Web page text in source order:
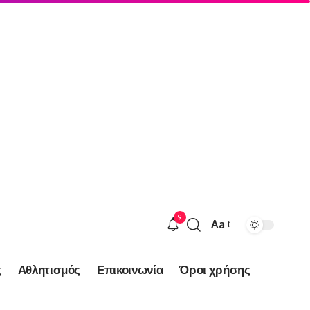
9
Font
Aa
Αθλητισμός Επικοινωνία Όροι χρήσης